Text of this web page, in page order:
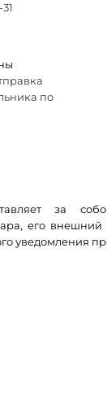
по
за
его внешний
уведомления